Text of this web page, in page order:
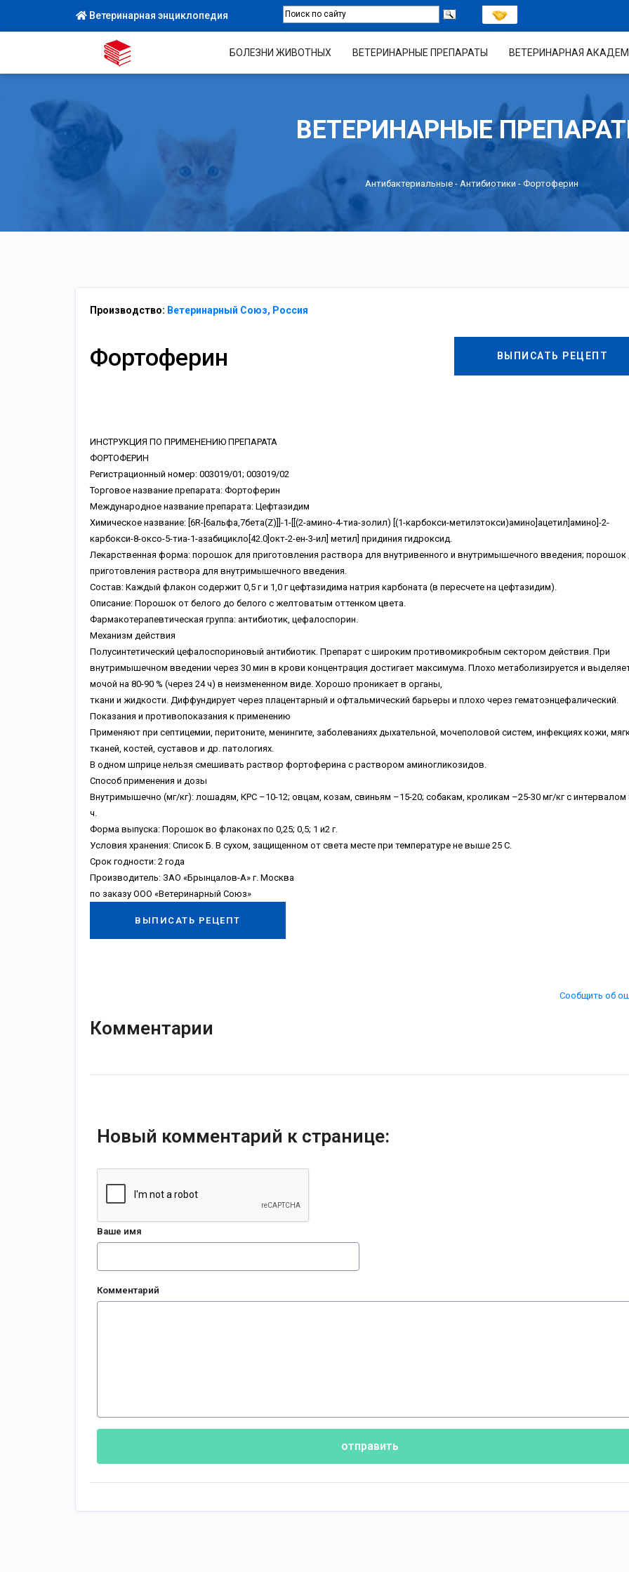
Ветеринарная энциклопедия
БОЛЕЗНИ ЖИВОТНЫХ ВЕТЕРИНАРНЫЕ ПРЕПАРАТЫ ВЕТЕРИНАРНАЯ
ВЕТЕРИНАРНЫЕ
Антибактериальные - Антибиотики - Фортоферин
Производство: Ветеринарный Союз, Россия
ВЫПИСАТЬ РЕЦЕПТ
Фортоферин
ИНСТРУКЦИЯ ПО ПРИМЕНЕНИЮ ПРЕПАРАТА
ФОРТОФЕРИН
Регистрационный номер: 003019/01; 003019/02
Торговое название препарата: Фортоферин
Международное название препарата: Цефтазидим
Химическое название: [6R-[6альфа,7бета(Z)]]-1-[[(2-амино-4-тиа-золил) [(1-карбокси-метилэтокси)амино]ацетил]амино]-2-
карбокси-8-оксо-5-тиа-1-азабицикло[42.0]окт-2-ен-3-ил] метил] придиния гидроксид.
Лекарственная форма: порошок для приготовления раствора для внутривенного и внутримышечного введения; порошок
приготовления раствора для внутримышечного введения.
Состав: Каждый флакон содержит 0,5 г и 1,0 г цефтазидима натрия карбоната (в пересчете на цефтазидим).
Описание: Порошок от белого до белого с желтоватым оттенком цвета.
Фармакотерапевтическая группа: антибиотик, цефалоспорин.
Механизм действия
Полусинтетический цефалоспориновый антибиотик. Препарат с широким противомикробным сектором действия. При
внутримышечном введении через 30 мин в крови концентрация достигает максимума. Плохо метаболизируется и
мочой на 80-90 % (через 24 ч) в неизмененном виде. Хорошо проникает в органы,
ткани и жидкости. Диффундирует через плацентарный и офтальмический барьеры и плохо через гематоэнцефалический.
Показания и противопоказания к применению
Применяют при септицемии, перитоните, менингите, заболеваниях дыхательной, мочеполовой систем, инфекциях кожи,
тканей, костей, суставов и др. патологиях.
В одном шприце нельзя смешивать раствор фортоферина с раствором аминогликозидов.
Способ применения и дозы
Внутримышечно (мг/кг): лошадям, КРС –10-12; овцам, козам, свиньям –15-20; собакам, кроликам –25-30 мг/кг с интервалом
ч.
Форма выпуска: Порошок во флаконах по 0,25; 0,5; 1 и2 г.
Условия хранения: Список Б. В сухом, защищенном от света месте при температуре не выше 25 С.
Срок годности: 2 года
Производитель: ЗАО «Брынцалов-А» г. Москва
по заказу ООО «Ветеринарный Союз»
ВЫПИСАТЬ РЕЦЕПТ
Сообщить об
Комментарии
Новый комментарий к странице:
Ваше имя
Комментарий
отправить